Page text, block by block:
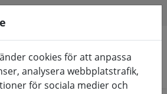
cookies för att anpassa
analysera webbplatstrafik,
för sociala medier och